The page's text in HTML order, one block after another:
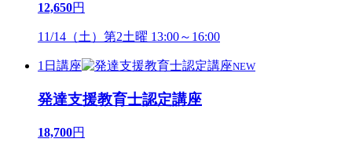
12,650円
11/14（土）第2土曜 13:00～16:00
1日講座 NEW
発達支援教育士認定講座
18,700円